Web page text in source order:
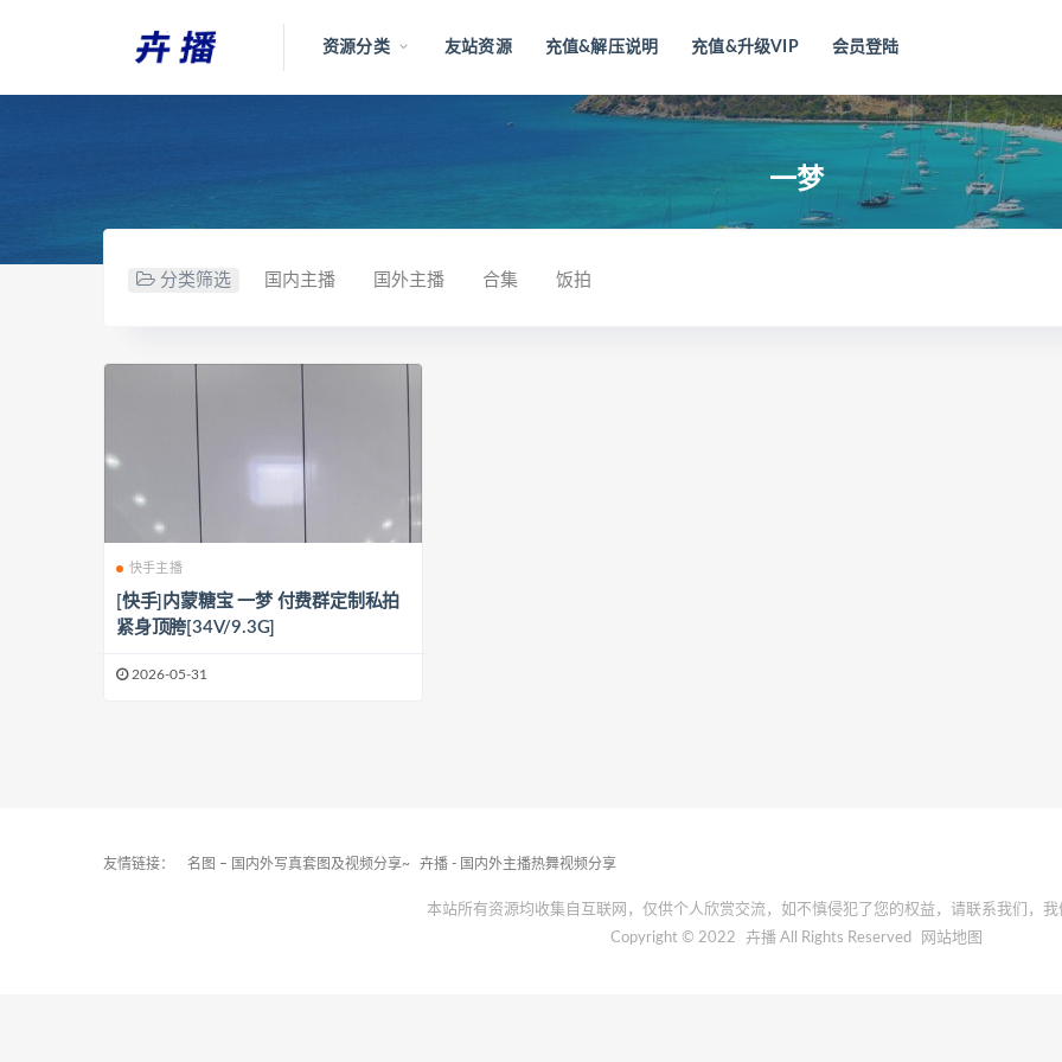
资源分类 友站资源 充值&解压说明 充值&升级VIP 会员登陆
一梦
分类筛选 国内主播 国外主播 合集 饭拍
快手主播
[快手]内蒙糖宝 一梦 付费群定制私拍
紧身顶胯[34V/9.3G]
2026-05-31
友情链接： 名图 – 国内外写真套图及视频分享~ 卉播 - 国内外主播热舞视频分享
本站所有资源均收集自互联网，仅供个人欣赏交流，如不慎侵犯了您的权益，请联系我们，我
Copyright © 2022
卉播 All Rights Reserved 网站地图